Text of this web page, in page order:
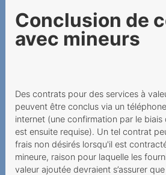
Conclusion de
avec mineurs
Des contrats pour des services à
peuvent être conclus via un
internet (une confirmation par le
est ensuite requise). Un tel contrat
frais non désirés lorsqu'il est
mineure, raison pour laquelle les
valeur ajoutée devraient s’assurer
Services à
réclamer
avec
Appels